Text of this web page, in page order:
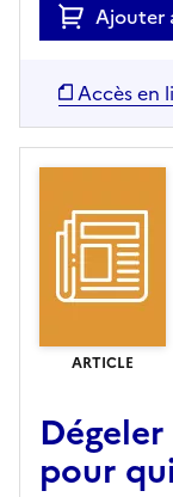
Ajouter
Accès en
ARTICLE
pour